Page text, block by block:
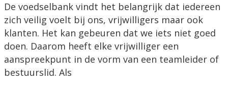
De voedselbank vindt het belangrijk dat iedereen
zich veilig voelt bij ons, vrijwilligers maar ook
klanten. Het kan gebeuren dat we iets niet goed
doen. Daarom heeft elke vrijwilliger een
aanspreekpunt in de vorm van een teamleider of
bestuurslid. Als